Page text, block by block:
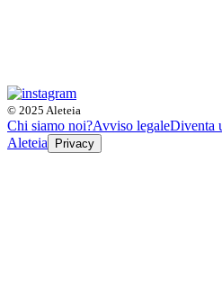
© 2025 Aleteia
Chi siamo noi?Avviso legaleDiventa
Aleteia
Privacy